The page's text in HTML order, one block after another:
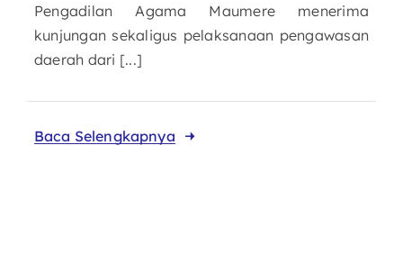
Pengadilan Agama Maumere menerima
kunjungan sekaligus pelaksanaan pengawasan
daerah dari [...]
Baca Selengkapnya